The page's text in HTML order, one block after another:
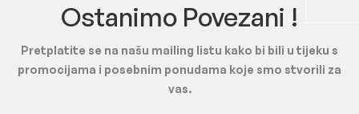
Ostanimo Povezani !
Pretplatite se na našu mailing listu kako bi bili u tijeku s
promocijama i posebnim ponudama koje smo stvorili za
vas.